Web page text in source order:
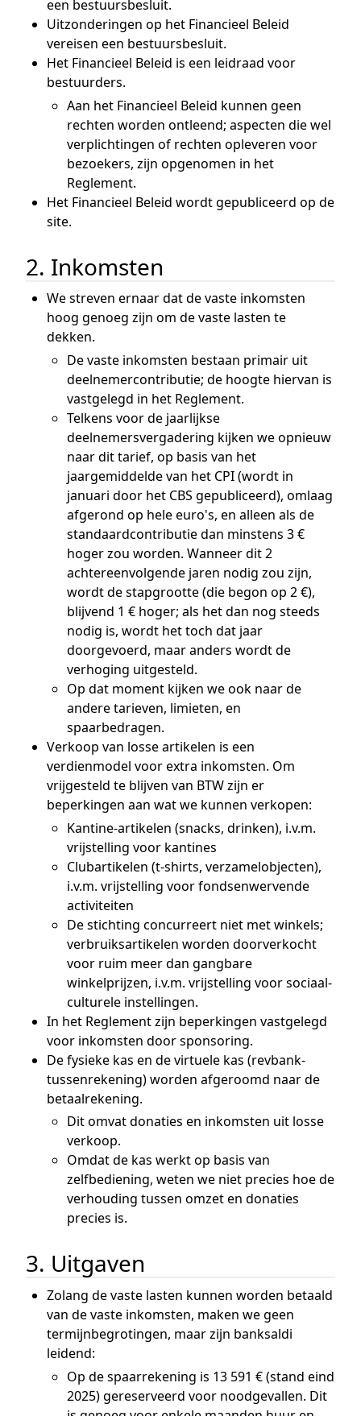
een bestuursbesluit.
Uitzonderingen op het Financieel Beleid
vereisen een bestuursbesluit.
Het Financieel Beleid is een leidraad voor
bestuurders.
Aan het Financieel Beleid kunnen geen
rechten worden ontleend; aspecten die wel
verplichtingen of rechten opleveren voor
bezoekers, zijn opgenomen in het
Reglement.
Het Financieel Beleid wordt gepubliceerd op de
site.
2. Inkomsten
We streven ernaar dat de vaste inkomsten
hoog genoeg zijn om de vaste lasten te
dekken.
De vaste inkomsten bestaan primair uit
deelnemercontributie; de hoogte hiervan is
vastgelegd in het Reglement.
Telkens voor de jaarlijkse
deelnemersvergadering kijken we opnieuw
naar dit tarief, op basis van het
jaargemiddelde van het CPI (wordt in
januari door het CBS gepubliceerd), omlaag
afgerond op hele euro's, en alleen als de
standaardcontributie dan minstens 3 €
hoger zou worden. Wanneer dit 2
achtereenvolgende jaren nodig zou zijn,
wordt de stapgrootte (die begon op 2 €),
blijvend 1 € hoger; als het dan nog steeds
nodig is, wordt het toch dat jaar
doorgevoerd, maar anders wordt de
verhoging uitgesteld.
Op dat moment kijken we ook naar de
andere tarieven, limieten, en
spaarbedragen.
Verkoop van losse artikelen is een
verdienmodel voor extra inkomsten. Om
vrijgesteld te blijven van BTW zijn er
beperkingen aan wat we kunnen verkopen:
Kantine-artikelen (snacks, drinken), i.v.m.
vrijstelling voor kantines
Clubartikelen (t-shirts, verzamelobjecten),
i.v.m. vrijstelling voor fondsenwervende
activiteiten
De stichting concurreert niet met winkels;
verbruiksartikelen worden doorverkocht
voor ruim meer dan gangbare
winkelprijzen, i.v.m. vrijstelling voor sociaal-
culturele instellingen.
In het Reglement zijn beperkingen vastgelegd
voor inkomsten door sponsoring.
De fysieke kas en de virtuele kas (revbank-
tussenrekening) worden afgeroomd naar de
betaalrekening.
Dit omvat donaties en inkomsten uit losse
verkoop.
Omdat de kas werkt op basis van
zelfbediening, weten we niet precies hoe de
verhouding tussen omzet en donaties
precies is.
3. Uitgaven
Zolang de vaste lasten kunnen worden betaald
van de vaste inkomsten, maken we geen
termijnbegrotingen, maar zijn banksaldi
leidend:
Op de spaarrekening is 13 591 € (stand eind
2025) gereserveerd voor noodgevallen. Dit